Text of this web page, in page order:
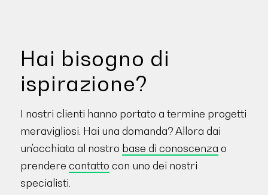
Hai bisogno di
ispirazione?
I nostri clienti hanno portato a termine progetti
meravigliosi. Hai una domanda? Allora dai
un'occhiata al nostro base di conoscenza o
prendere contatto con uno dei nostri
specialisti.